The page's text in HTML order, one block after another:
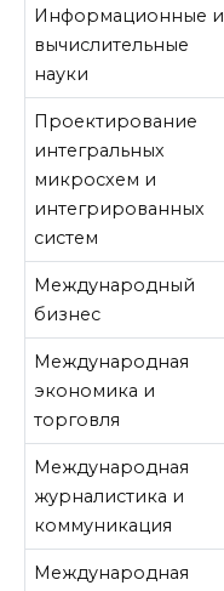
Информационные и
вычислительные
науки
Проектирование
интегральных
микросхем и
интегрированных
систем
Международный
бизнес
Международная
экономика и
торговля
Международная
журналистика и
коммуникация
Международная